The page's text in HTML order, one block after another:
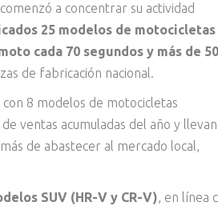
a concentrar su actividad
25 modelos de motocicletas
cada 70 segundos y más de
de fabricación nacional.
8 modelos de motocicletas
ventas acumuladas del año y
de abastecer al mercado local,
SUV (HR-V y CR-V), en línea